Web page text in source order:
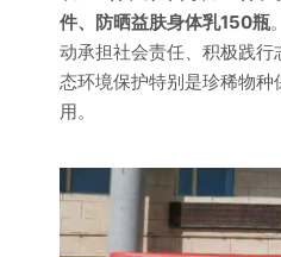
件、防晒益肤身体乳150瓶
动承担社会责任、积极践
态环境保护特别是珍稀物
用。